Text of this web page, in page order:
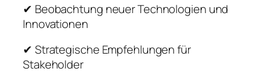
✔ Beobachtung neuer Technologien und
Innovationen
✔ Strategische Empfehlungen für
Stakeholder